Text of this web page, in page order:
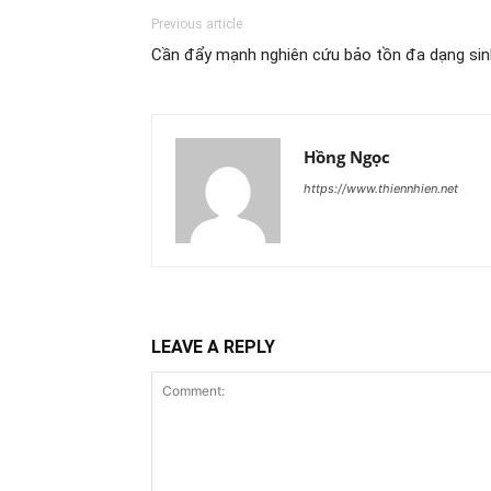
Previous article
Cần đẩy mạnh nghiên cứu bảo tồn đa dạng
Hồng Ngọc
https://www.thiennhien.net
LEAVE A REPLY